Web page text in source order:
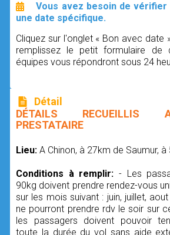
Vous avez besoin de vérifier
une date spécifique.
Cliquez sur l'onglet « Bon avec date
remplissez le petit formulaire de
équipes vous répondront sous 24
Détail
DÉTAILS RECUEILLIS
PRESTATAIRE
Lieu: A Chinon, à 27km de Saumur,
Conditions à remplir: - Les
90kg doivent prendre rendez-vous
sur les mois suivant : juin, juillet,
ne pourront prendre rdv le soir sur
les passagers doivent pouvoir
toute la durée du vol sans aide